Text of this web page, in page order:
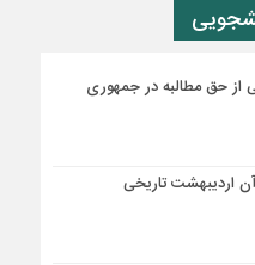
از حق مطالبه در جمهوری
تاریخی